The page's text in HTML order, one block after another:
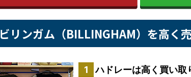
ビリンガム（BILLINGHAM）を高く
ハドレーは高く買い取